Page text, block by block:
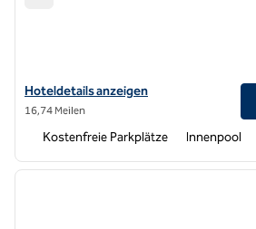
Hoteldetails für Hilton Garden Inn
Hoteldetails anzeigen
16,74 Meilen
Kostenfreie Parkplätze Innenpool
1 von 12